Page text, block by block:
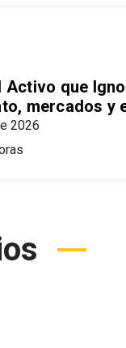
Activo que
mercados y
2026